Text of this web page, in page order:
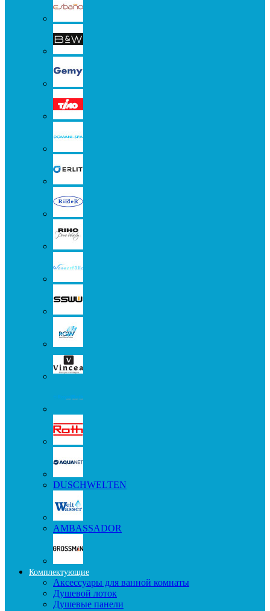
DUSCHWELTEN
AMBASSADOR
Комплектующие
Аксессуары для ванной комнаты
Душевой лоток
Душевые панели